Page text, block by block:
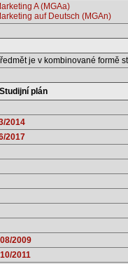
A (MGAa)
auf Deutsch (MGAn)
je v kombinované formě
Studijní plán
2014
2017
2009
2011